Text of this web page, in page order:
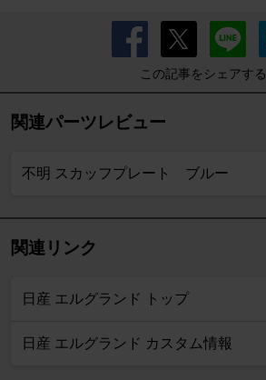
この記事をシェアする
関連パーツレビュー
不明 スカッフプレート ブルー
関連リンク
日産 エルグランド トップ
日産 エルグランド カスタム情報